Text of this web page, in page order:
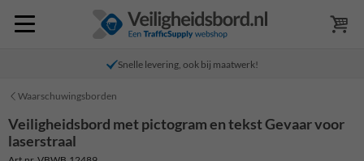
Snelle levering, ook bij maatwerk!
Waarschuwingsborden
Veiligheidsbord met pictogram en tekst Gevaar voor
laserstraal